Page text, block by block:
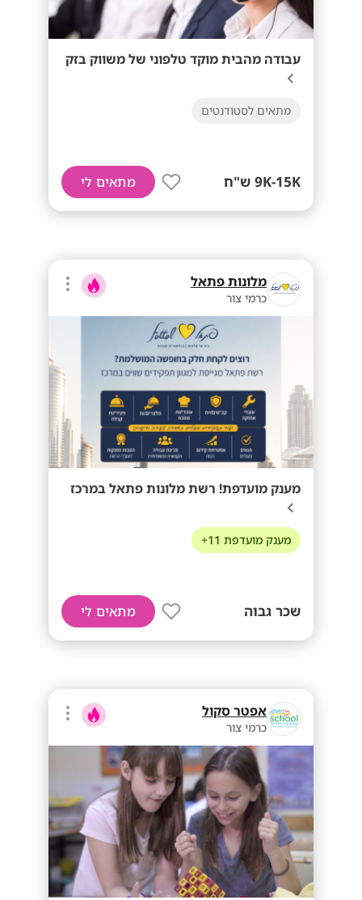
עבודה מהבית מוקד טלפוני של משווק בזק
מתאים לסטודנטים
9K-15K ש"ח מתאים לי
מלונות פתאל
כרמי צור
מענק מועדפת! רשת מלונות פתאל במרכז
מענק מועדפת 11+
שכר גבוה מתאים לי
אפטר סקול
כרמי צור